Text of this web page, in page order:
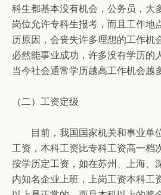
科生都基本没有机会，公务员，大
岗位允许专科生报考，而且工作地
历原因，会丧失许多理想的工作机
必然能事业成功，许多没有学历的
当今社会通常学历越高工作机会越
（二）工资定级
目前，我国国家机关和事业单
工资，本科工资比专科工资高一档
按学历定工资，如在苏州、上海、
内知名企业上班，上岗工资本科工